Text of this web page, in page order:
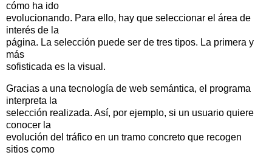
cómo ha ido
evolucionando. Para ello, hay que seleccionar el área de
interés de la
página. La selección puede ser de tres tipos. La primera y
más
sofisticada es la visual.
Gracias a una tecnología de web semántica, el programa
interpreta la
selección realizada. Así, por ejemplo, si un usuario quiere
conocer la
evolución del tráfico en un tramo concreto que recogen
sitios como